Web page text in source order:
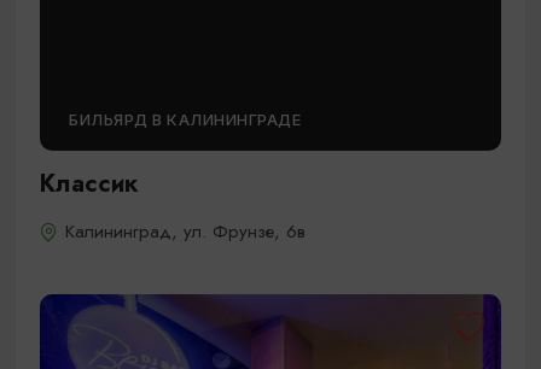
БИЛЬЯРД В КАЛИНИНГРАДЕ
Классик
Калининград, ул. Фрунзе, 6в